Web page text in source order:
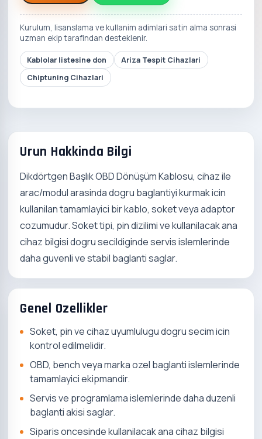
Kurulum, lisanslama ve kullanim adimlari satin alma sonrasi
uzman ekip tarafindan desteklenir.
Kablolar listesine don
Ariza Tespit Cihazlari
Chiptuning Cihazlari
Urun Hakkinda Bilgi
Dikdörtgen Başlık OBD Dönüşüm Kablosu, cihaz ile
arac/modul arasinda dogru baglantiyi kurmak icin
kullanilan tamamlayici bir kablo, soket veya adaptor
cozumudur. Soket tipi, pin dizilimi ve kullanilacak ana
cihaz bilgisi dogru secildiginde servis islemlerinde
daha guvenli ve stabil baglanti saglar.
Genel Ozellikler
Soket, pin ve cihaz uyumlulugu dogru secim icin
kontrol edilmelidir.
OBD, bench veya marka ozel baglanti islemlerinde
tamamlayici ekipmandir.
Servis ve programlama islemlerinde daha duzenli
baglanti akisi saglar.
Siparis oncesinde kullanilacak ana cihaz bilgisi